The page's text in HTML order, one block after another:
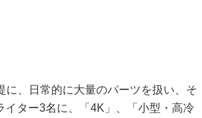
、日常的に大量のパーツを扱い、そ
ター3名に、「4K」、「小型・高冷